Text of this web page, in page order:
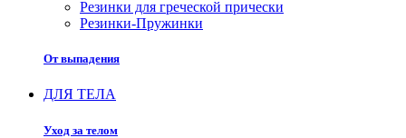
Резинки для греческой прически
Резинки-Пружинки
От выпадения
ДЛЯ ТЕЛА
Уход за телом